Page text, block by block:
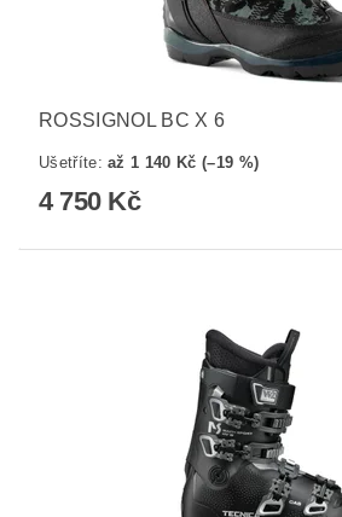
ROSSIGNOL BC X 6
Ušetříte:až 1 140 Kč (–19 %)
4 750 Kč